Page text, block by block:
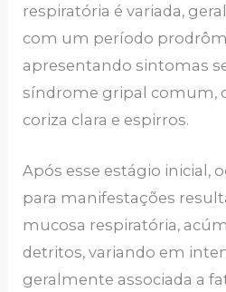
respiratória é variada,
com um período
apresentando sintomas
síndrome gripal comum,
coriza clara e espirros.
Após esse estágio inicial,
para manifestações
mucosa respiratória,
detritos, variando em
geralmente associada a